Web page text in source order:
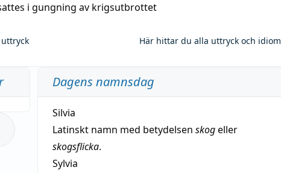
i gungning av krigsutbrottet
Här hittar du alla uttryck och idiom
Dagens namnsdag
Silvia
Latinskt namn med betydelsen skogeller
skogsflicka.
Sylvia